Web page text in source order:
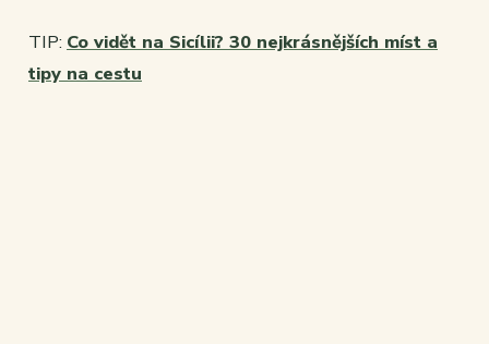
TIP: Co vidět na Sicílii? 30 nejkrásnějších míst a
tipy na cestu